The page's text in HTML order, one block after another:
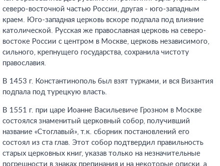
северо-восточной частью России, другая - юго-западным
краем. Юго-западная церковь вскоре подпала под влияние
католической. Русская же православная церковь на северо-
востоке России с центром в Москве, церковь независимого,
сильного, крепнущего государства, сохранила чистоту
православия.
В 1453 г. Константинополь был взят турками, и вся Византия
подпала под турецкую власть.
В 1551 г. при царе Иоанне Васильевиче Грозном в Москве
состоялся знаменитый церковный собор, получивший
название «Стоглавый», т.к. сборник постановлений его
состоял из ста глав. Этот собор подтвердил правильность
старых церковных книг, указав только на незначительные
погрешности в знаках препинания и на некоторые описки, а